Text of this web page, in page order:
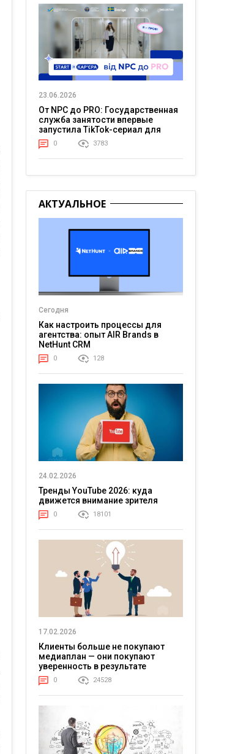
23.06.2026
От NPC до PRO: Государственная
служба занятости впервые
запустила TikTok-сериал для
молодежи
0 3783
АКТУАЛЬНОЕ
Сегодня
Как настроить процессы для
агентства: опыт AIR Brands в
NetHunt CRM
0 128
24.02.2026
Тренды YouTube 2026: куда
движется внимание зрителя
0 18101
17.02.2026
Клиенты больше не покупают
медиаплан — они покупают
уверенность в результате
0 24528